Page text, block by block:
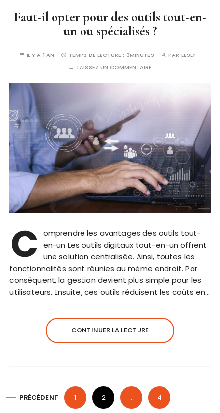
Faut-il opter pour des outils tout-en-
un ou spécialisés ?
IL Y A 1 AN TEMPS DE LECTURE : 3MINUTES PAR LESLY
LAISSEZ UN COMMENTAIRE
C omprendre les avantages des outils tout-
en-un Les outils digitaux tout-en-un offrent
une solution centralisée. Ainsi, toutes les
fonctionnalités sont réunies au même endroit. Par
conséquent, la gestion devient plus simple pour les
utilisateurs. Ensuite, ces outils réduisent les coûts en…
CONTINUER LA LECTURE
PRÉCÉDENT 1 2 … 4